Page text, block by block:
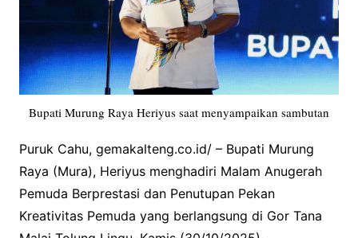
Bupati Murung Raya Heriyus saat menyampaikan sambutan
Puruk Cahu, gemakalteng.co.id/ – Bupati Murung
Raya (Mura), Heriyus menghadiri Malam Anugerah
Pemuda Berprestasi dan Penutupan Pekan
Kreativitas Pemuda yang berlangsung di Gor Tana